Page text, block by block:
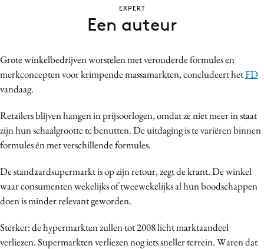
Contentmarketing
Craft
Data & Insights
Design
Digital transformation
Diversiteit
Effectiviteit
Gedragsverandering
Influencer marketing
Interne communicatie
Grote winkelbedrijven worstelen met verouderde formules en
merkconcepten voor krimpende massamarkten, concludeert hetFD
vandaag.
Retailers blijven hangen in prijsoorlogen, omdat ze niet meer in staat
zijn hun schaalgrootte te benutten. De uitdaging is te variëren binnen
formules én met verschillende formules.
De standaardsupermarkt is op zijn retour, zegt de krant. De winkel
waar consumenten wekelijks of tweewekelijks al hun boodschappen
doen is minder relevant geworden.
Sterker: de hypermarkten zullen tot 2008 licht marktaandeel
verliezen. Supermarkten verliezen nog iets sneller terrein. Waren dat
EXPERT
Een auteur